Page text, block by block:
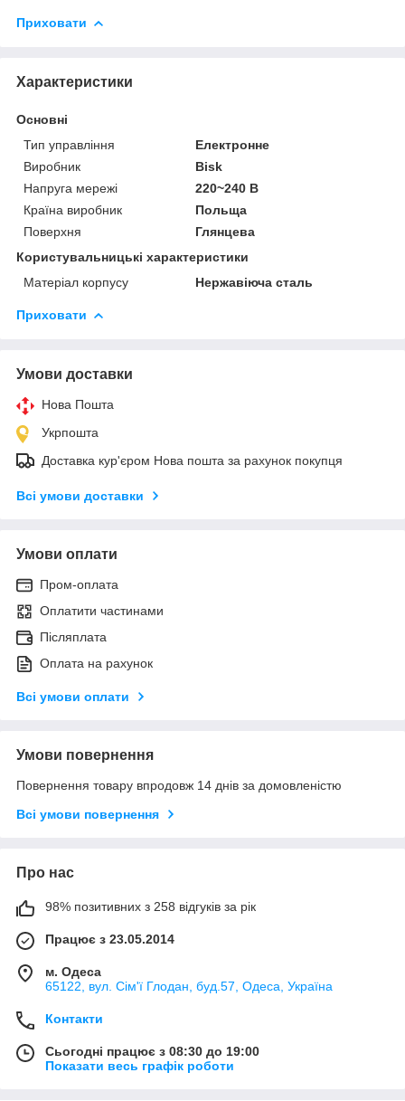
Приховати
Характеристики
Основні
Тип управління
Електронне
Виробник
Bisk
Напруга мережі
220~240 В
Країна виробник
Польща
Поверхня
Глянцева
Користувальницькі характеристики
Матеріал корпусу
Нержавіюча сталь
Приховати
Умови доставки
Нова Пошта
Укрпошта
Доставка кур'єром Нова пошта за рахунок покупця
Всі умови доставки
Умови оплати
Пром-оплата
Оплатити частинами
Післяплата
Оплата на рахунок
Всі умови оплати
Умови повернення
Повернення товару впродовж 14 днів за домовленістю
Всі умови повернення
Про нас
98% позитивних з 258 відгуків за рік
Працює з 23.05.2014
м. Одеса
65122, вул. Сім'ї Глодан, буд.57, Одеса, Україна
Контакти
Сьогодні працює з 08:30 до 19:00
Показати весь графік роботи